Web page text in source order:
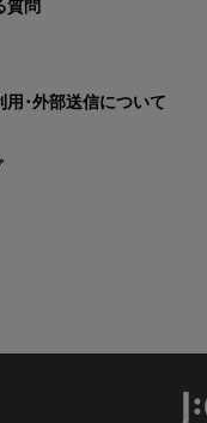
質問
用･外部送信について